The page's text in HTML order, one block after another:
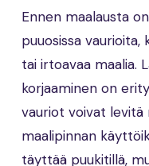
Ennen maalausta
puuosissa vaurioita,
tai irtoavaa maalia.
korjaaminen on
vauriot voivat levitä
maalipinnan
täyttää puukitillä,